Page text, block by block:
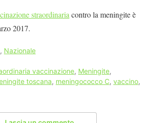
straordinariacontro la meningite è
2017.
, Nazionale
vaccinazione, Meningite,
toscana, meningococco C, vaccino,